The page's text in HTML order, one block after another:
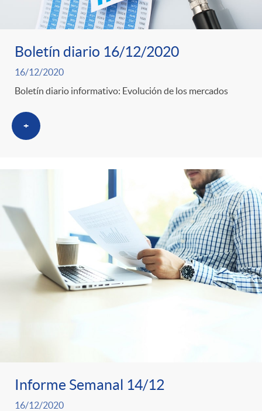
Boletín diario 16/12/2020
16/12/2020
Boletín diario informativo: Evolución de los mercados
+
Informe Semanal 14/12
16/12/2020